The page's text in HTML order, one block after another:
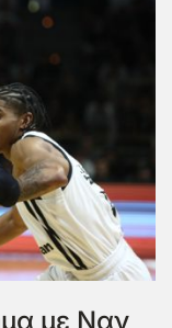
με Ναν